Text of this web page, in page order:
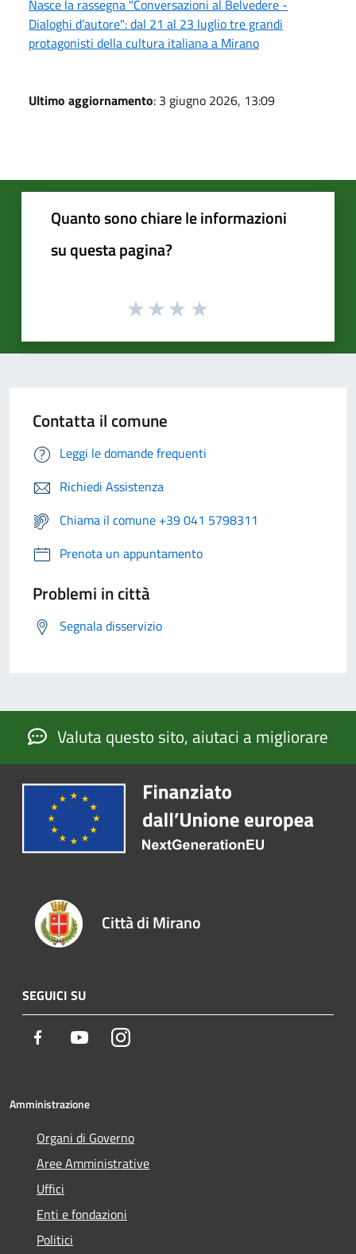
Nasce la rassegna "Conversazioni al Belvedere -
Dialoghi d’autore": dal 21 al 23 luglio tre grandi
protagonisti della cultura italiana a Mirano
Ultimo aggiornamento: 3 giugno 2026, 13:09
Quanto sono chiare le informazioni
su questa pagina?
Contatta il comune
Leggi le domande frequenti
Richiedi Assistenza
Chiama il comune +39 041 5798311
Prenota un appuntamento
Problemi in città
Segnala disservizio
Valuta questo sito, aiutaci a migliorare
Città di Mirano
SEGUICI SU
Facebook YoutubeInstagram
Amministrazione
Organi di Governo
Aree Amministrative
Uffici
Enti e fondazioni
Politici